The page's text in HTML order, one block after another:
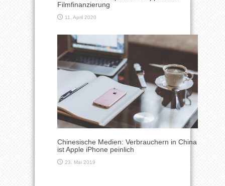
Filmfinanzierung
11. April 2020
Chinesische Medien: Verbrauchern in China
ist Apple iPhone peinlich
23. Mai 2019